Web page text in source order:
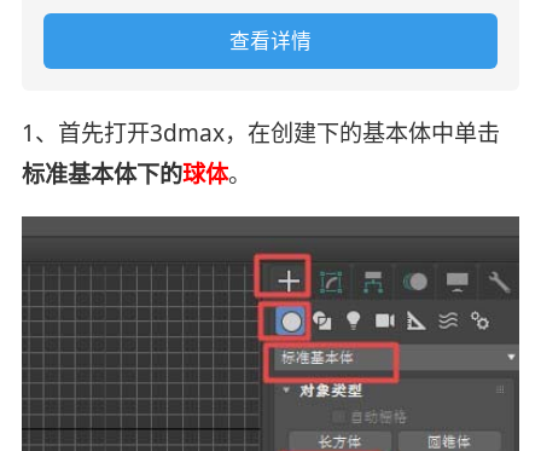
查看详情
1、首先打开3dmax，在创建下的基本体中单击
标准基本体下的球体。